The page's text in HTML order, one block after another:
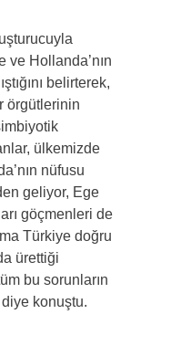
ve Hollanda’nın
belirterek,
örgütlerinin
ülkemizde
nüfusu
geliyor, Ege
göçmenleri de
Türkiye doğru
ürettiği
bu sorunların
konuştu.